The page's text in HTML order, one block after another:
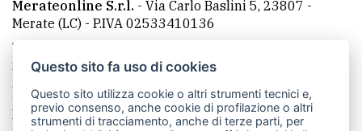
Merateonline S.r.l. - Via Carlo Baslini 5, 23807 -
Merate (LC) - P.IVA 02533410136
Telefono:
mail: redazione@leccoonline.com
La redazione
MerateOnline CasateOnline
RSS
Made by VIP
Questo sito fa uso di cookies
Questo sito utilizza cookie o altri strumenti tecnici e,
previo consenso, anche cookie di profilazione o altri
strumenti di tracciamento, anche di terze parti, per